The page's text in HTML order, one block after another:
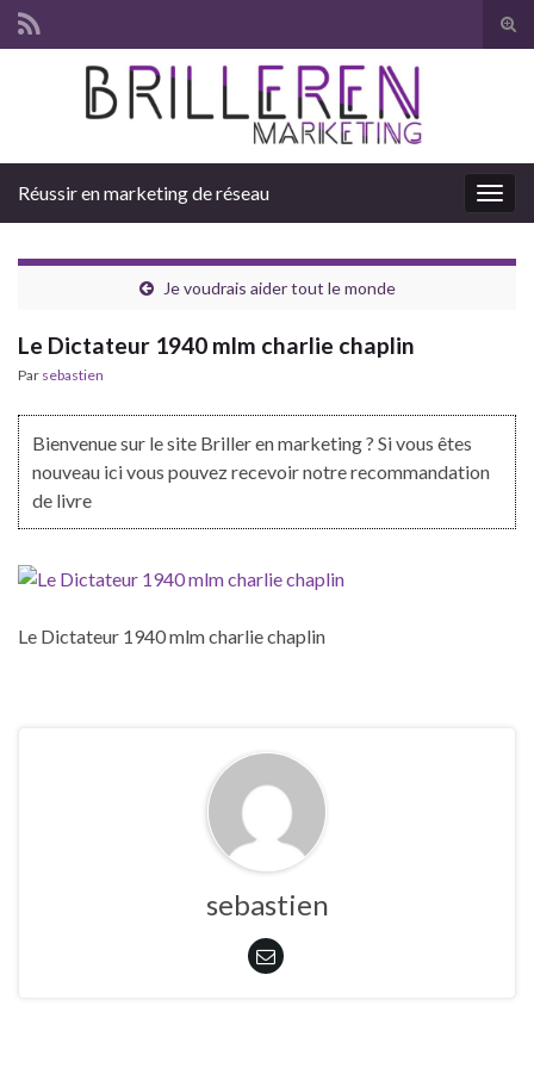
Search for:
Réussir en marketing de réseau
Je voudrais aider tout le monde
Le Dictateur 1940 mlm charlie chaplin
Par sebastien
Bienvenue sur le site Briller en marketing ? Si vous êtes
nouveau ici vous pouvez recevoir notre recommandation
de livre
Le Dictateur 1940 mlm charlie chaplin
sebastien